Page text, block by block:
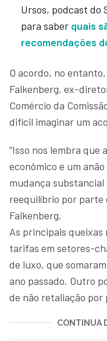
Ursos, podcast do
para saber quais
recomendações
O acordo, no
Falkenberg, ex-
Comércio da
difícil imaginar um
“Isso nos lembra que
econômico e um
mudança
reequilíbrio por parte
Falkenberg.
As principais queixas
tarifas em setores-
de luxo, que
ano passado. Outro
de não retaliação por
CONTINUA